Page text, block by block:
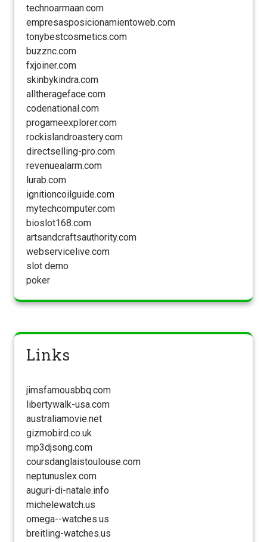
technoarmaan.com
empresasposicionamientoweb.com
tonybestcosmetics.com
buzznc.com
fxjoiner.com
skinbykindra.com
alltherageface.com
codenational.com
progameexplorer.com
rockislandroastery.com
directselling-pro.com
revenuealarm.com
lurab.com
ignitioncoilguide.com
mytechcomputer.com
bioslot168.com
artsandcraftsauthority.com
webservicelive.com
slot demo
poker
Links
jimsfamousbbq.com
libertywalk-usa.com
australiamovie.net
gizmobird.co.uk
mp3djsong.com
coursdanglaistoulouse.com
neptunuslex.com
auguri-di-natale.info
michelewatch.us
omega--watches.us
breitling-watches.us